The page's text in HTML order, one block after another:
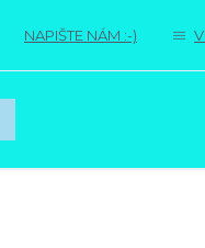
NAPIŠTE NÁM :-)